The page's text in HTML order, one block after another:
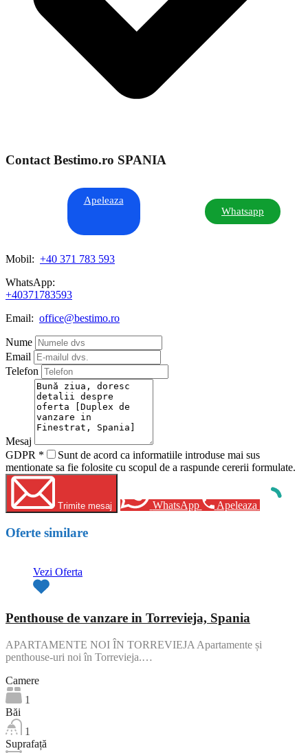
Contact Bestimo.ro SPANIA
Apeleaza
Whatsapp
Mobil: +40 371 783 593
WhatsApp:
+40371783593
Email: office@bestimo.ro
Nume
Email
Telefon
Mesaj
GDPR *
Sunt de acord ca informatiile introduse mai sus
mentionate sa fie folosite cu scopul de a raspunde cererii formulate.
Trimite mesaj WhatsApp Apeleaza
Oferte similare
Vezi Oferta
Penthouse de vanzare in Torrevieja, Spania
APARTAMENTE NOI ÎN TORREVIEJA Apartamente și
penthouse-uri noi în Torrevieja.…
Camere
1
Băi
1
Suprafață